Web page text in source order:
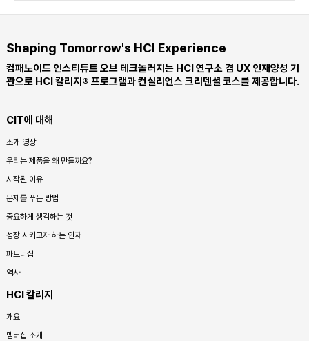
Shaping Tomorrow's HCI Experience
컴패노이드 인스티튜트 오브 테크놀러지는 HCI 연구소 겸 UX 인재양성 기
관으로 HCI 칼리지® 프로그램과 컨실리언스 크리덴셜 코스를 제공합니다.
CIT에 대해
소개 영상
우리는 제품을 왜 만들까요?
시작된 이유
문제를 푸는 방법
중요하게 생각하는 것
성장 시키고자 하는 인재
파트너십
역사
HCI 칼리지
개요
멤버십 소개